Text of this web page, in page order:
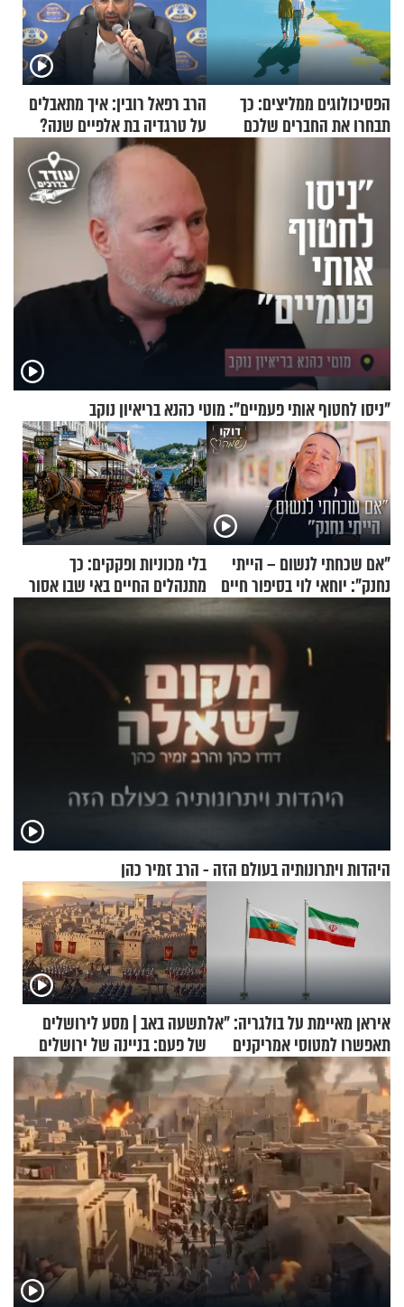
הפסיכולוגים ממליצים: כך
תבחרו את החברים שלכם
הרב רפאל רובין: איך מתאבלים
על טרגדיה בת אלפיים שנה?
"ניסו לחטוף אותי פעמיים": מוטי כהנא בריאיון נוקב
"אם שכחתי לנשום – הייתי
נחנק": יוחאי לוי בסיפור חיים
בלי מכוניות ופקקים: כך
מתנהלים החיים באי שבו אסור
לנהוג כבר יותר מ-120 שנה
היהדות ויתרונותיה בעולם הזה - הרב זמיר כהן
איראן מאיימת על בולגריה: "אל
תאפשרו למטוסי אמריקנים
להמריא מהשטח שלכם"
תשעה באב | מסע לירושלים
של פעם: בניינה של ירושלים